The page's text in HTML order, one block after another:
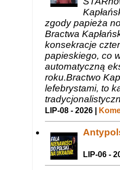
zgody papieża
Bractwa
konsekracje
papieskiego, co
automatyczną
roku.Bractwo
lefebrystami, to
LIP-08 - 2026 |
LIP-06 -